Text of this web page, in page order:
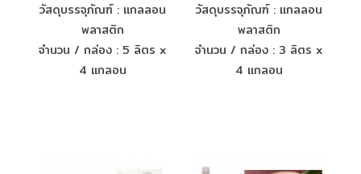
วัสดุบรรจุภัณฑ์ : แกลลอน
พลาสติก
จำนวน / กล่อง : 5 ลิตร x
4 แกลอน
วัสดุบรรจุภัณฑ์ : แกลลอน
พลาสติก
จำนวน / กล่อง : 3 ลิตร x
4 แกลอน